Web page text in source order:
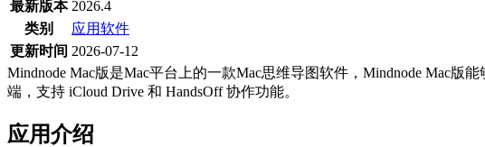
最新版本 2026.4
类别
应用软件
更新时间 2026-07-12
Mindnode Mac版是Mac平台上的一款Mac思维导图软件，Mindnode Mac
端，支持 iCloud Drive 和 HandsOff 协作功能。
应用介绍